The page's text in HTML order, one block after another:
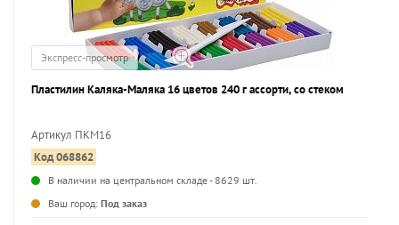
Экспресс-просмотр
Пластилин Каляка-Маляка 16 цветов 240 г ассорти, со стеком
Артикул ПКМ16
Код 068862
В наличии на центральном складе - 8629 шт.
Ваш город: Под заказ